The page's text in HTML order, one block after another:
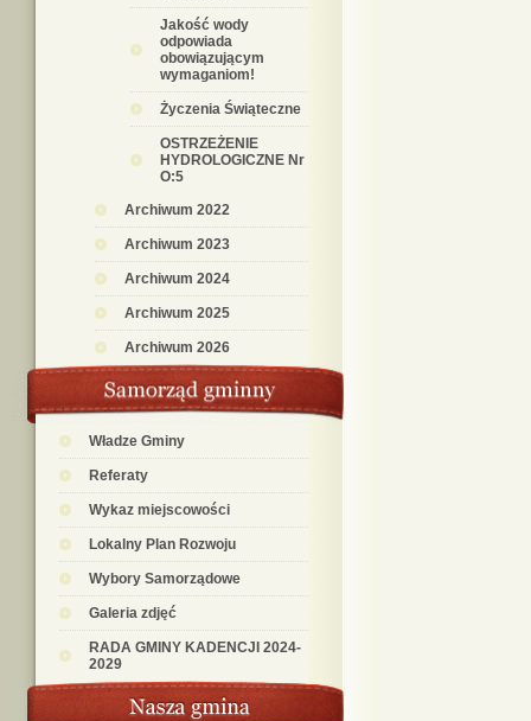
Jakość wody
odpowiada
obowiązującym
wymaganiom!
Życzenia Świąteczne
OSTRZEŻENIE
HYDROLOGICZNE Nr
O:5
Archiwum 2022
Archiwum 2023
Archiwum 2024
Archiwum 2025
Archiwum 2026
Władze Gminy
Referaty
Wykaz miejscowości
Lokalny Plan Rozwoju
Wybory Samorządowe
Galeria zdjęć
RADA GMINY KADENCJI 2024-
2029